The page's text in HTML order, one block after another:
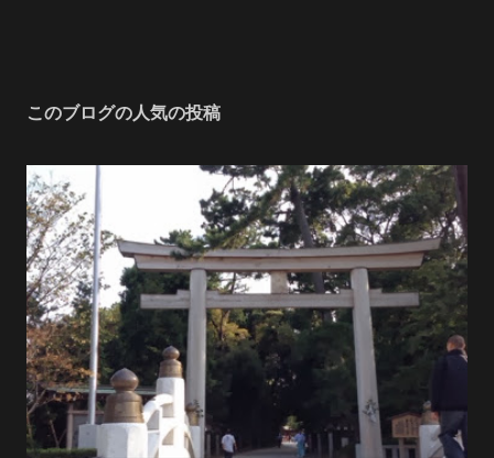
は約40メートルもある大きな岩窟なんです！ 直接近づくことは
きました。 西本宮で正式参拝を済ませた後、神職さんの案内で
いよいよ天岩戸へ。 その時に感じたのは、言葉では言い表せな
いほどの圧倒的なパワー！ 神聖な空気に包まれ、まるで全身に
エネルギーが流れ込んでくるようでした。 岩戸からは、言葉で
は表現できないほどの強い波動を感じます。 天岩戸は、遥拝所
からでも30メートルほど離れているのですが、距離を感じさせ
ないほどの力強さ。 こんなにも強いパワーを感じたのは初めて
かもしれません。 天孫降臨の地、高千穂。...
このブログの人気の投稿